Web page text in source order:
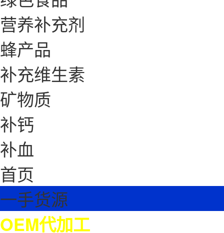
营养补充剂
蜂产品
补充维生素
矿物质
补钙
补血
首页
一手货源
OEM代加工